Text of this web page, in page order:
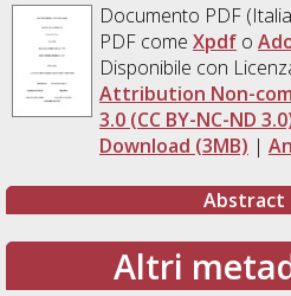
Documento PDF
PDF come Xpdfo
Disponibile con
Attribution Non-
3.0 (CC BY-NC-ND
Download (3MB) |
Abstract
Altri